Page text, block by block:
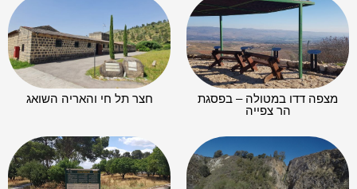
מצפה דדו במטולה – בפסגת
הר צפייה
חצר תל חי והאריה השואג